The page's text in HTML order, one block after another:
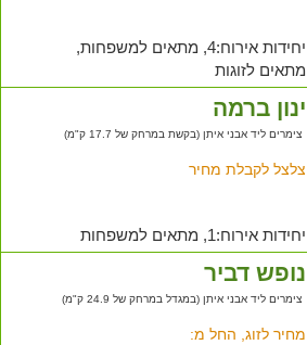
יחידות אירוח:4, מתאים למשפחות,
מתאים לזוגות
ינון ברמה
צימרים ליד אבני איתן (בקשת במרחק של 17.7 ק"מ)
צלצל לקבלת מחיר
יחידות אירוח:1, מתאים למשפחות
נופש דביר
צימרים ליד אבני איתן (במגדל במרחק של 24.9 ק"מ)
מחיר לזוג, החל מ: